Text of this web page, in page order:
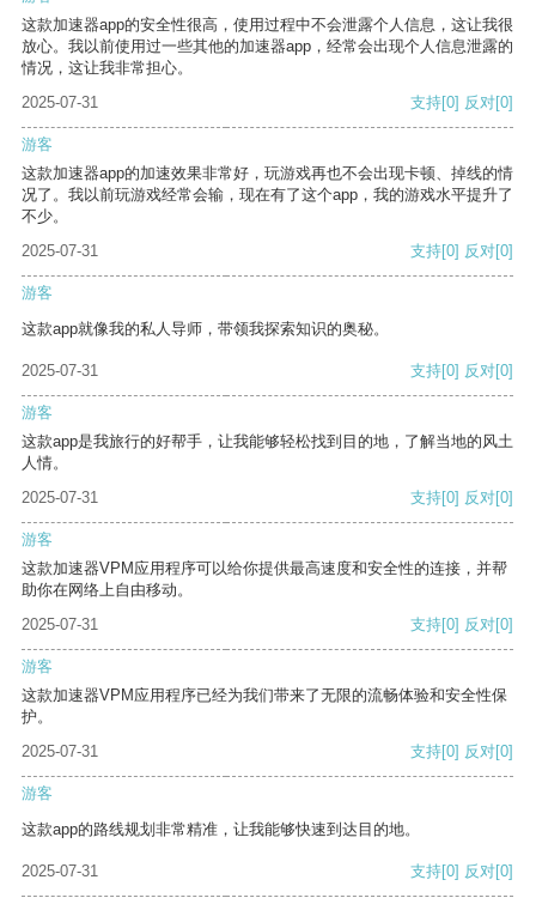
这款加速器app的安全性很高，使用过程中不会泄露个人信息，这让我很
放心。我以前使用过一些其他的加速器app，经常会出现个人信息泄露的
情况，这让我非常担心。
2025-07-31
支持[0] 反对[0]
游客
这款加速器app的加速效果非常好，玩游戏再也不会出现卡顿、掉线的情
况了。我以前玩游戏经常会输，现在有了这个app，我的游戏水平提升了
不少。
2025-07-31
支持[0] 反对[0]
游客
这款app就像我的私人导师，带领我探索知识的奥秘。
2025-07-31 支持[0] 反对[0]
游客
这款app是我旅行的好帮手，让我能够轻松找到目的地，了解当地的风土
人情。
2025-07-31
支持[0] 反对[0]
游客
这款加速器VPM应用程序可以给你提供最高速度和安全性的连接，并帮
助你在网络上自由移动。
2025-07-31
支持[0] 反对[0]
游客
这款加速器VPM应用程序已经为我们带来了无限的流畅体验和安全性保
护。
2025-07-31
支持[0] 反对[0]
游客
这款app的路线规划非常精准，让我能够快速到达目的地。
2025-07-31 支持[0] 反对[0]